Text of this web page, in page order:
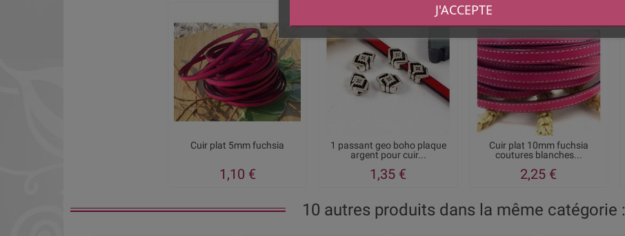
Cuir plat 5mm fuchsia
1,10 €
1 passant geo boho plaque
argent pour cuir...
1,35 €
Cuir plat 10mm fuchsia
coutures blanches...
2,25 €
10 autres produits dans la même catégorie :
J'ACCEPTE